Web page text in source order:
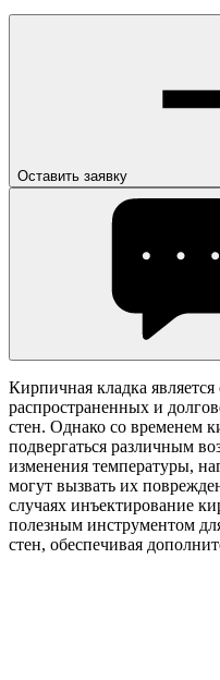
Оставить заявку
Кирпичная кладка
распространенных и
стен. Однако со временем
подвергаться различным
изменения температуры,
могут вызвать их
случаях инъектирование
полезным инструментом
стен, обеспечивая